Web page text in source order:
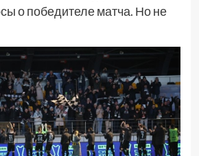
о победителе матча. Но не